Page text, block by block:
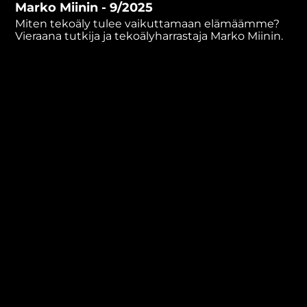
minutes,
seconds
Marko Miinin - 9/2025
Miten tekoäly tulee vaikuttamaan elämäämme?
Vieraana tutkija ja tekoälyharrastaja Marko Miinin.